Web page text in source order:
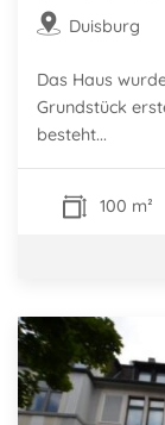
Duisburg
Das Haus
Grundstück
besteht...
100 m²